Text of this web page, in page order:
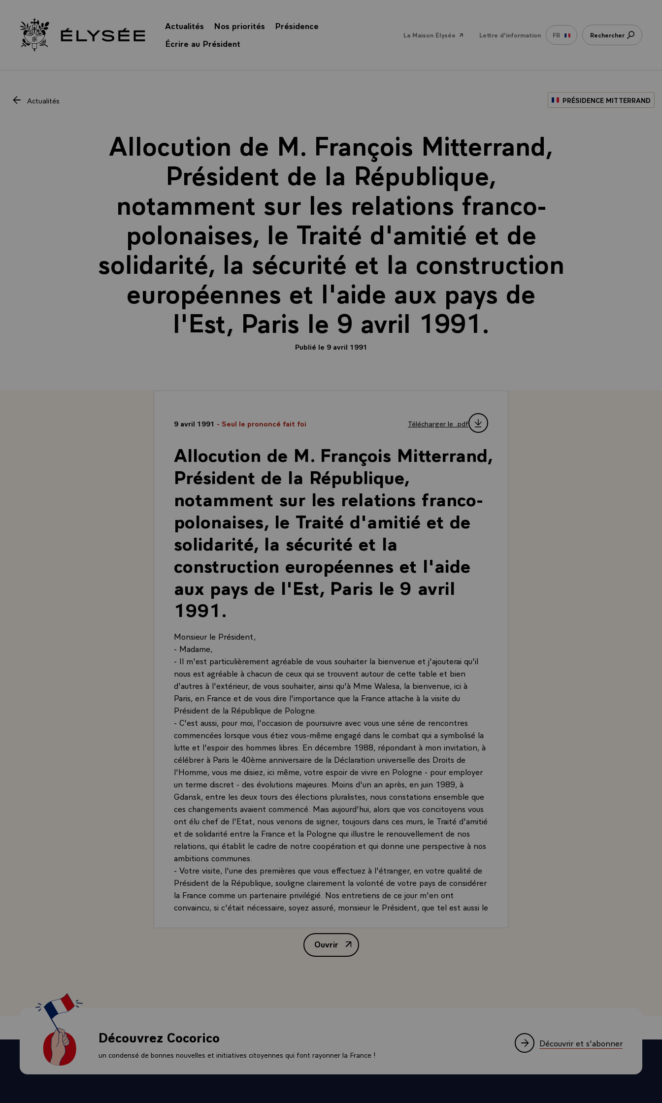
Retour à l’accueil Élysée
Actualités Nos priorités
Présidence
Écrire au Président
La Maison Élysée Lettre d'information FR Rechercher
Actualités PRÉSIDENCE MITTERRAND
Allocution de M. François Mitterrand,
Président de la République,
notamment sur les relations franco-
polonaises, le Traité d'amitié et de
solidarité, la sécurité et la construction
européennes et l'aide aux pays de
l'Est, Paris le 9 avril 1991.
Publié le 9 avril 1991
9 avril 1991 - Seul le prononcé fait foi Télécharger le .pdf
Allocution de M. François Mitterrand,
Président de la République,
notamment sur les relations franco-
polonaises, le Traité d'amitié et de
solidarité, la sécurité et la
construction européennes et l'aide
aux pays de l'Est, Paris le 9 avril
1991.
Monsieur le Président,
- Madame,
- Il m'est particulièrement agréable de vous souhaiter la bienvenue et j'ajouterai qu'il
nous est agréable à chacun de ceux qui se trouvent autour de cette table et bien
d'autres à l'extérieur, de vous souhaiter, ainsi qu'à Mme Walesa, la bienvenue, ici à
Paris, en France et de vous dire l'importance que la France attache à la visite du
Président de la République de Pologne.
- C'est aussi, pour moi, l'occasion de poursuivre avec vous une série de rencontres
commencées lorsque vous étiez vous-même engagé dans le combat qui a symbolisé la
lutte et l'espoir des hommes libres. En décembre 1988, répondant à mon invitation, à
célébrer à Paris le 40ème anniversaire de la Déclaration universelle des Droits de
l'Homme, vous me disiez, ici même, votre espoir de vivre en Pologne - pour employer
un terme discret - des évolutions majeures. Moins d'un an après, en juin 1989, à
Gdansk, entre les deux tours des élections pluralistes, nous constations ensemble que
ces changements avaient commencé. Mais aujourd'hui, alors que vos concitoyens vous
ont élu chef de l'Etat, nous venons de signer, toujours dans ces murs, le Traité d'amitié
et de solidarité entre la France et la Pologne qui illustre le renouvellement de nos
relations, qui établit le cadre de notre coopération et qui donne une perspective à nos
ambitions communes.
- Votre visite, l'une des premières que vous effectuez à l'étranger, en votre qualité de
Président de la République, souligne clairement la volonté de votre pays de considérer
la France comme un partenaire privilégié. Nos entretiens de ce jour m'en ont
convaincu, si c'était nécessaire, soyez assuré, monsieur le Président, que tel est aussi le
- Je pourrais, certes, évoquer ici beaucoup de figures très chères qui ont marqué des
pages lumineuses ou douloureuses de l'histoire de nos peuples, tous ces destins croisés
que connurent tant de Polonais et de Français, personnages illustres ou gens simples,
Je pense également à l'Histoire la plus récente et la plus vivante. Votre pays a été le
premier et le plus constant dans la lutte contre le système qui lui avait été imposé.
Ouvrir
Allocution de M. François Mitterrand, Président de la République, notamment sur les
Découvrez Cocorico
un condensé de bonnes nouvelles et initiatives citoyennes qui font rayonner la France !
Découvrir et s'abonner